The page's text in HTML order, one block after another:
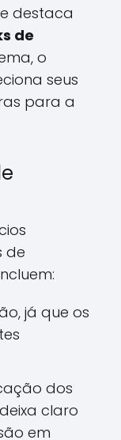
destaca
de
o
seus
para a
de
já que os
dos
claro
em